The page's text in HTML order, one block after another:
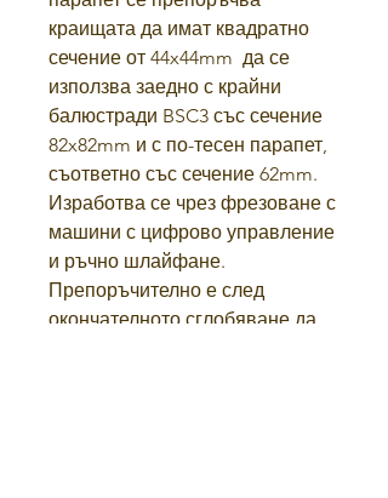
краищата да имат квадратно
сечение от 44x44mm да се
използва заедно с крайни
балюстради BSC3 със сечение
82x82mm и с по-тесен парапет,
съответно със сечение 62mm.
Изработва се чрез фрезоване с
машини с цифрово управление
и ръчно шлайфане.
Препоръчително е след
окончателното сглобяване да